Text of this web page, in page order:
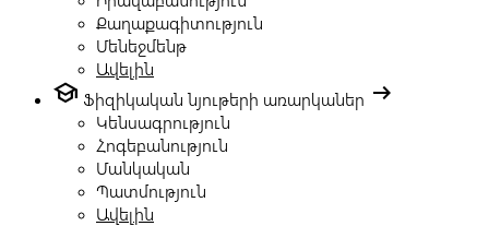
Քաղաքագիտություն
Մենեջմենթ
Ավելին
school Ֆիզիկական նյութերի առարկաներ arrow_right_alt
Կենսագրություն
Հոգեբանություն
Մանկական
Պատմություն
Ավելին